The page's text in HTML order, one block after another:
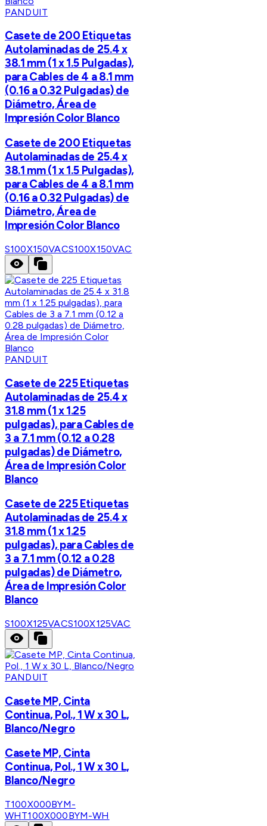
PANDUIT
Casete de 200 Etiquetas
Autolaminadas de 25.4 x
38.1 mm (1 x 1.5 Pulgadas),
para Cables de 4 a 8.1 mm
(0.16 a 0.32 Pulgadas) de
Diámetro, Área de
Impresión Color Blanco
Casete de 200 Etiquetas
Autolaminadas de 25.4 x
38.1 mm (1 x 1.5 Pulgadas),
para Cables de 4 a 8.1 mm
(0.16 a 0.32 Pulgadas) de
Diámetro, Área de
Impresión Color Blanco
S100X150VACS100X150VAC
PANDUIT
Casete de 225 Etiquetas
Autolaminadas de 25.4 x
31.8 mm (1 x 1.25
pulgadas), para Cables de
3 a 7.1 mm (0.12 a 0.28
pulgadas) de Diámetro,
Área de Impresión Color
Blanco
Casete de 225 Etiquetas
Autolaminadas de 25.4 x
31.8 mm (1 x 1.25
pulgadas), para Cables de
3 a 7.1 mm (0.12 a 0.28
pulgadas) de Diámetro,
Área de Impresión Color
Blanco
S100X125VACS100X125VAC
PANDUIT
Casete MP, Cinta
Continua, Pol., 1 W x 30 L,
Blanco/Negro
Casete MP, Cinta
Continua, Pol., 1 W x 30 L,
Blanco/Negro
T100X000BYM-
WHT100X000BYM-WH